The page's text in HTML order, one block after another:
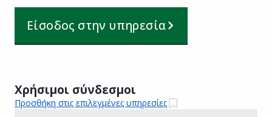
Είσοδος στην υπηρεσία
Χρήσιμοι σύνδεσμοι
Προσθήκη στις επιλεγμένες υπηρεσίες